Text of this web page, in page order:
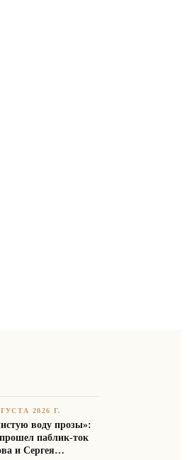
2026 Г.
воду прозы»:
паблик-ток
и Сергея